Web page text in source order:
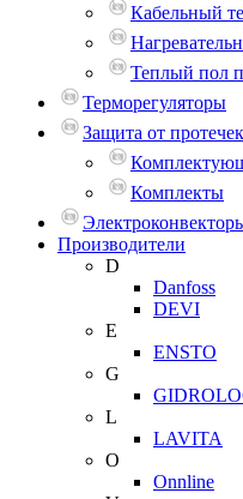
Кабельный
Теплый пол
Терморегуляторы
Защита от
Комплекты
Производители
D
Danfoss
DEVI
E
ENSTO
G
L
LAVITA
O
Onnline